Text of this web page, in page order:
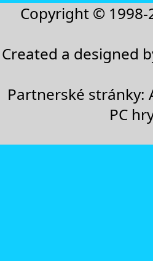
Copyright © 1998-
Created a designed
Partnerské stránky:
PC